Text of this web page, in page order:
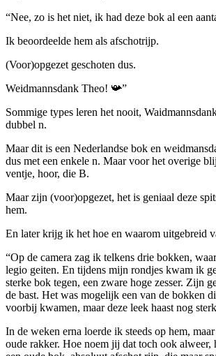
“Nee, zo is het niet, ik had deze bok al een
Ik beoordeelde hem als afschotrijp.
(Voor)opgezet geschoten dus.
Weidmannsdank Theo! 📯”
Sommige types leren het nooit,
dubbel n.
Maar dit is een Nederlandse bok en
dus met een enkele n. Maar voor het overige
ventje, hoor, die B.
Maar zijn (voor)opgezet, het is geniaal deze
hem.
En later krijg ik het hoe en waarom uitgebreid
“Op de camera zag ik telkens drie bokken,
legio geiten. En tijdens mijn rondjes kwam ik
sterke bok tegen, een zware hoge zesser. Zijn
de bast. Het was mogelijk een van de bokken
voorbij kwamen, maar deze leek haast nog
In de weken erna loerde ik steeds op hem,
oude rakker. Hoe noem jij dat toch ook alweer,